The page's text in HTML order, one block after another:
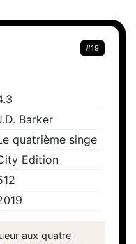
#19
Barker
quatrième singe
Edition
aux quatre